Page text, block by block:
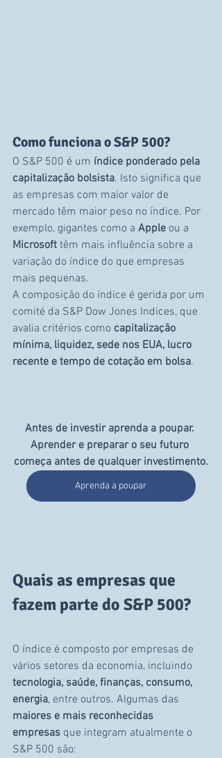
Como funciona o S&P 500?
O S&P 500 é um índice ponderado pela
capitalização bolsista. Isto significa que
as empresas com maior valor de
mercado têm maior peso no índice. Por
exemplo, gigantes como a Apple ou a
Microsoft têm mais influência sobre a
variação do índice do que empresas
mais pequenas.
A composição do índice é gerida por um
comité da S&P Dow Jones Indices, que
avalia critérios como capitalização
mínima, liquidez, sede nos EUA, lucro
recente e tempo de cotação em bolsa.
Antes de investir aprenda a poupar.
Aprender e preparar o seu futuro
começa antes de qualquer investimento.
Aprenda a poupar
Quais as empresas que
fazem parte do S&P 500?
O índice é composto por empresas de
vários setores da economia, incluindo
tecnologia, saúde, finanças, consumo,
energia, entre outros. Algumas das
maiores e mais reconhecidas
empresas que integram atualmente o
S&P 500 são: